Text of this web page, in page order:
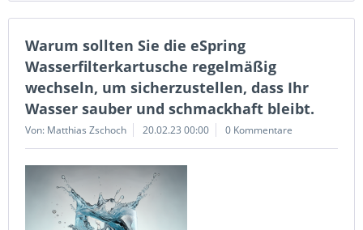
Warum sollten Sie die eSpring
Wasserfilterkartusche regelmäßig
wechseln, um sicherzustellen, dass Ihr
Wasser sauber und schmackhaft bleibt.
Von: Matthias Zschoch 20.02.23 00:00 0 Kommentare